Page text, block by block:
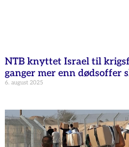
NTB knyttet Israel til
ganger mer enn dødsoffer
6. august 2025